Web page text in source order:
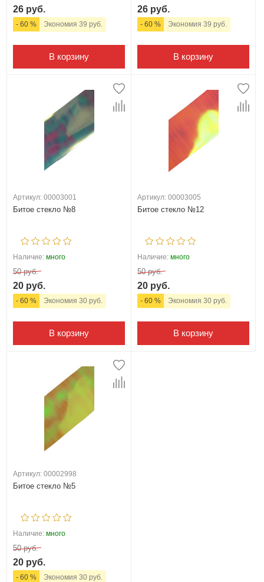
26 руб.
- 60 % Экономия 39 руб.
В корзину
26 руб.
- 60 % Экономия 39 руб.
В корзину
Артикул: 00003001
Битое стекло №8
Наличие: много
50 руб.
20 руб.
- 60 % Экономия 30 руб.
В корзину
Артикул: 00003005
Битое стекло №12
Наличие: много
50 руб.
20 руб.
- 60 % Экономия 30 руб.
В корзину
Артикул: 00002998
Битое стекло №5
Наличие: много
50 руб.
20 руб.
- 60 % Экономия 30 руб.